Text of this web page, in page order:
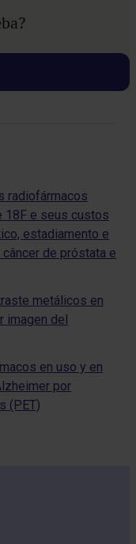
radiofármacos
18F e seus custos
estadiamento e
de próstata e
metálicos en
imagen del
en uso y en
por
(PET)